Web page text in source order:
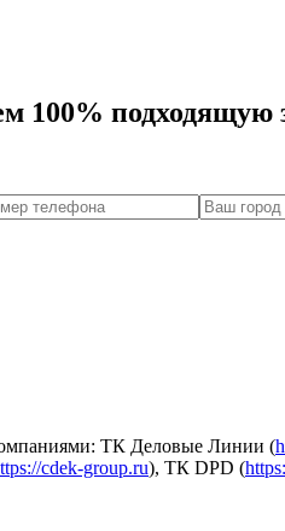
100% подходящую
ТК Деловые Линии (
cdek-group.ru), ТК DPD (